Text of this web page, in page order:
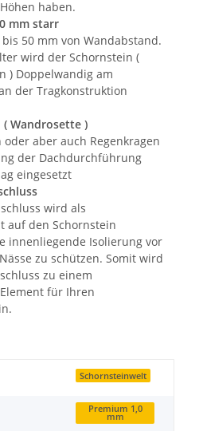
haben.
mm starr
50 mm von Wandabstand.
wird der Schornstein (
) Doppelwandig am
der Tragkonstruktion
Wandrosette )
oder aber auch Regenkragen
der Dachdurchführung
eingesetzt
wird als
auf den Schornstein
innenliegende Isolierung vor
zu schützen. Somit wird
zu einem
für Ihren
Schornsteinwelt
Premium 1,0
mm